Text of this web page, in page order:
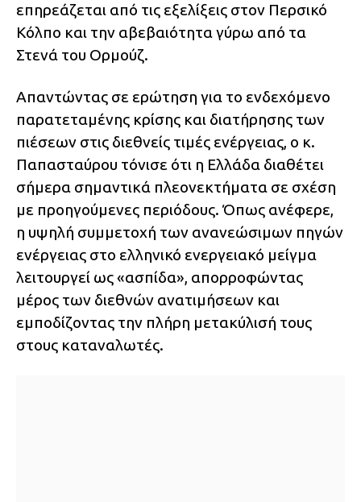
επηρεάζεται από τις εξελίξεις στον Περσικό
Κόλπο και την αβεβαιότητα γύρω από τα
Στενά του Ορμούζ.
Απαντώντας σε ερώτηση για το ενδεχόμενο
παρατεταμένης κρίσης και διατήρησης των
πιέσεων στις διεθνείς τιμές ενέργειας, ο κ.
Παπασταύρου τόνισε ότι η Ελλάδα διαθέτει
σήμερα σημαντικά πλεονεκτήματα σε σχέση
με προηγούμενες περιόδους. Όπως ανέφερε,
η υψηλή συμμετοχή των ανανεώσιμων πηγών
ενέργειας στο ελληνικό ενεργειακό μείγμα
λειτουργεί ως «ασπίδα», απορροφώντας
μέρος των διεθνών ανατιμήσεων και
εμποδίζοντας την πλήρη μετακύλισή τους
στους καταναλωτές.